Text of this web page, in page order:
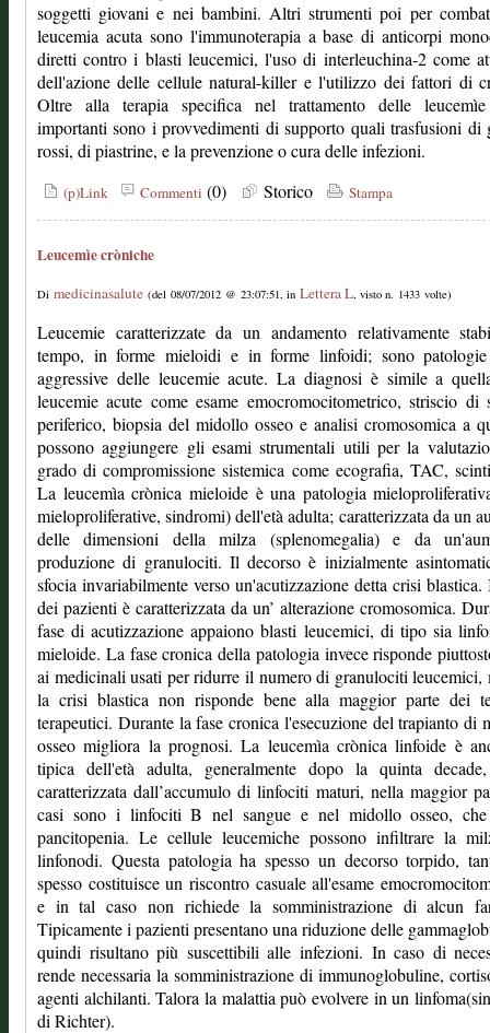
soggetti giovani e nei bambini. Altri strumenti poi per
leucemia acuta sono l'immunoterapia a base di anticorpi
diretti contro i blasti leucemici, l'uso di interleuchina-2 come
dell'azione delle cellule natural-killer e l'utilizzo dei fattori di
Oltre alla terapia specifica nel trattamento delle
importanti sono i provvedimenti di supporto quali trasfusioni di
rossi, di piastrine, e la prevenzione o cura delle infezioni.
(p)Link Commenti (0) Storico Stampa
Leucemìe cròniche
Di medicinasalute (del 08/07/2012 @ 23:07:51, in Lettera L, visto n. 1433 volte)
Leucemie caratterizzate da un andamento relativamente
tempo, in forme mieloidi e in forme linfoidi; sono
aggressive delle leucemie acute. La diagnosi è simile a
leucemie acute come esame emocromocitometrico, striscio di
periferico, biopsia del midollo osseo e analisi cromosomica a
possono aggiungere gli esami strumentali utili per la
grado di compromissione sistemica come ecografia, TAC,
La leucemìa crònica mieloide è una patologia
mieloproliferative, sindromi) dell'età adulta; caratterizzata da un
delle dimensioni della milza (splenomegalia) e da
produzione di granulociti. Il decorso è inizialmente
sfocia invariabilmente verso un'acutizzazione detta crisi
dei pazienti è caratterizzata da un’ alterazione cromosomica.
fase di acutizzazione appaiono blasti leucemici, di tipo sia
mieloide. La fase cronica della patologia invece risponde
ai medicinali usati per ridurre il numero di granulociti leucemici,
la crisi blastica non risponde bene alla maggior parte dei
terapeutici. Durante la fase cronica l'esecuzione del trapianto di
osseo migliora la prognosi. La leucemìa crònica linfoide è
tipica dell'età adulta, generalmente dopo la quinta
caratterizzata dall’accumulo di linfociti maturi, nella maggior
casi sono i linfociti B nel sangue e nel midollo osseo, che
pancitopenia. Le cellule leucemiche possono infiltrare la
linfonodi. Questa patologia ha spesso un decorso torpido,
spesso costituisce un riscontro casuale all'esame
e in tal caso non richiede la somministrazione di alcun
Tipicamente i pazienti presentano una riduzione delle
quindi risultano più suscettibili alle infezioni. In caso di
rende necessaria la somministrazione di immunoglobuline,
agenti alchilanti. Talora la malattia può evolvere in un
di Richter).